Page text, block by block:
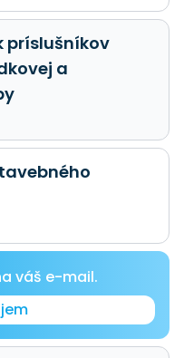
príslušníkov
a
váš e-mail.